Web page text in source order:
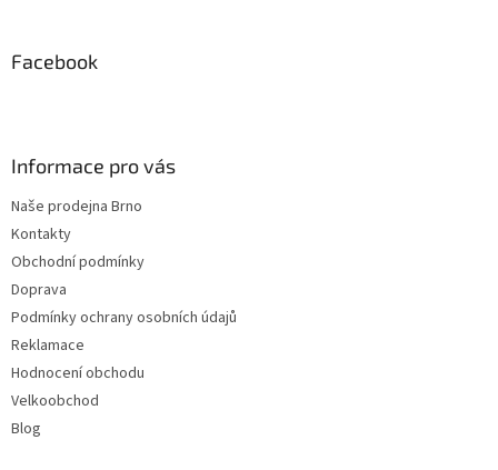
Facebook
Informace pro vás
Naše prodejna Brno
Kontakty
Obchodní podmínky
Doprava
Podmínky ochrany osobních údajů
Reklamace
Hodnocení obchodu
Velkoobchod
Blog